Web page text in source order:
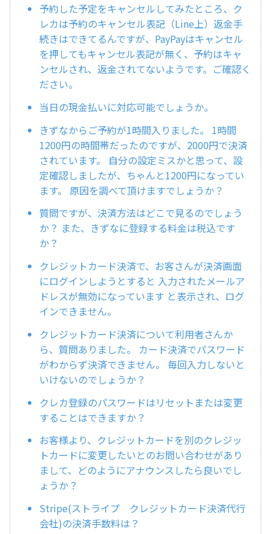
予約した予定をキャンセルしてみたところ、ク
レカは予約のキャンセル表記（Line上）返金手
続きはできてるんですが、PayPayはキャンセル
を押してもキャンセル表記が無く、予約はキャ
ンセルされ、返金されてないようです。ご確認く
ださい。
当日の現金払いに対応可能でしょうか。
きずなからご予約が1時間入りました。 1時間
1200円の時間帯だったのですが、2000円で決済
されています。 自分の設定ミスかと思って、設
定確認しましたが、ちゃんと1200円になってい
ます。 原因を調べて頂けますでしょうか？
質問ですが、決済方法はどこで見るのでしょう
か？ また、きずなに登録する料金は税込です
か？
クレジットカード決済で、お客さんが決済画面
にログインしようとすると 入力されたメールア
ドレスが無効になっています と表示され、ログ
インできません。
クレジットカード決済について利用者さんか
ら、質問ありました。 カード決済でパスワード
がわからず決済できません。 毎回入力しないと
いけないのでしょうか？
クレカ登録のパスワードはリセットまたは変更
することはできますか？
お客様より、クレジットカードを別のクレジッ
トカードに変更したいとのお問い合わせがあり
まして、どのようにアナウンスしたら良いでし
ょうか？
Stripe(ストライプ クレジットカード決済代行
会社)の決済手数料は？